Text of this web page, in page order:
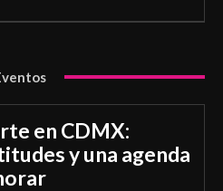
en CDMX:
y una agenda